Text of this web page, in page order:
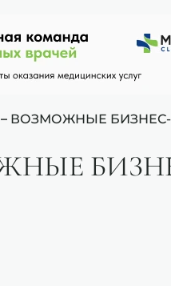
ВОЗМОЖНЫЕ